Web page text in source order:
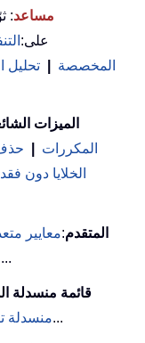
KUTOOLS AI مساعد:
على:
المخصصة
تحليل
الميزات
المكررات
الخلايا دون
بحث VLookup المتقدم:معايير
...
قائمة منسدلة
منسدلة...